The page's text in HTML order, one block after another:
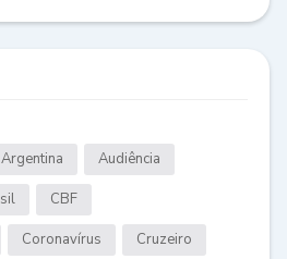
Argentina Audiência
CBF
Coronavírus Cruzeiro